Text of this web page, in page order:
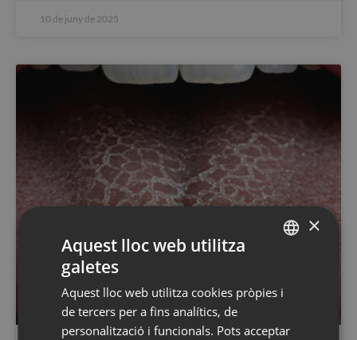
10 de juny de 2025
CATALÀ
×
Aquest lloc web utilitza
galetes
Aquest lloc web utilitza cookies pròpies i
de tercers per a fins analítics, de
personalització i funcionals. Pots acceptar